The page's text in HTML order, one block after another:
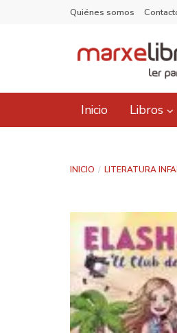
Quiénes somos
Inicio Libros
INICIO LITERATURA